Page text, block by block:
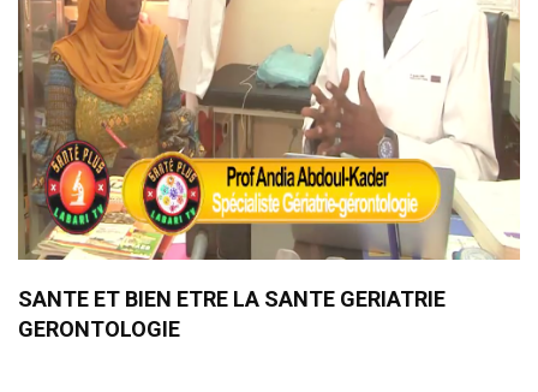
SANTE ET BIEN ETRE LA SANTE GERIATRIE
GERONTOLOGIE